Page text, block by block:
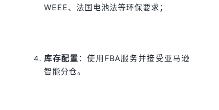
WEEE、法国电池法等环保要求；
库存配置 ：使用FBA服务并接受亚马逊
智能分仓。